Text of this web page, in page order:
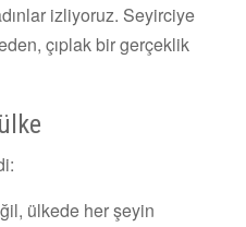
izliyoruz. Seyirciye
çıplak bir gerçeklik
ülkede her şeyin